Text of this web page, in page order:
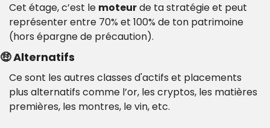
Cet étage, c’est le moteur de ta stratégie et peut
représenter entre 70% et 100% de ton patrimoine
(hors épargne de précaution).
🤑 Alternatifs
Ce sont les autres classes d'actifs et placements
plus alternatifs comme l’or, les cryptos, les matières
premières, les montres, le vin, etc.